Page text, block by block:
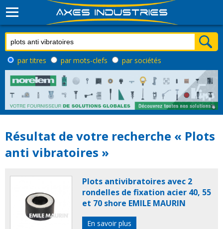
par titres par mots-clefs par sociétés
Résultat de votre recherche « Plots
anti vibratoires »
Plots antivibratoires avec 2
rondelles de fixation acier 40, 55
et 70 shore EMILE MAURIN
En savoir plus